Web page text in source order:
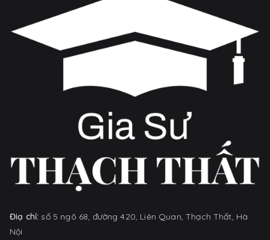
Điạ chỉ:số 5 ngõ 68, đường 420, Liên Quan, Thạch Thất, Hà
Nội